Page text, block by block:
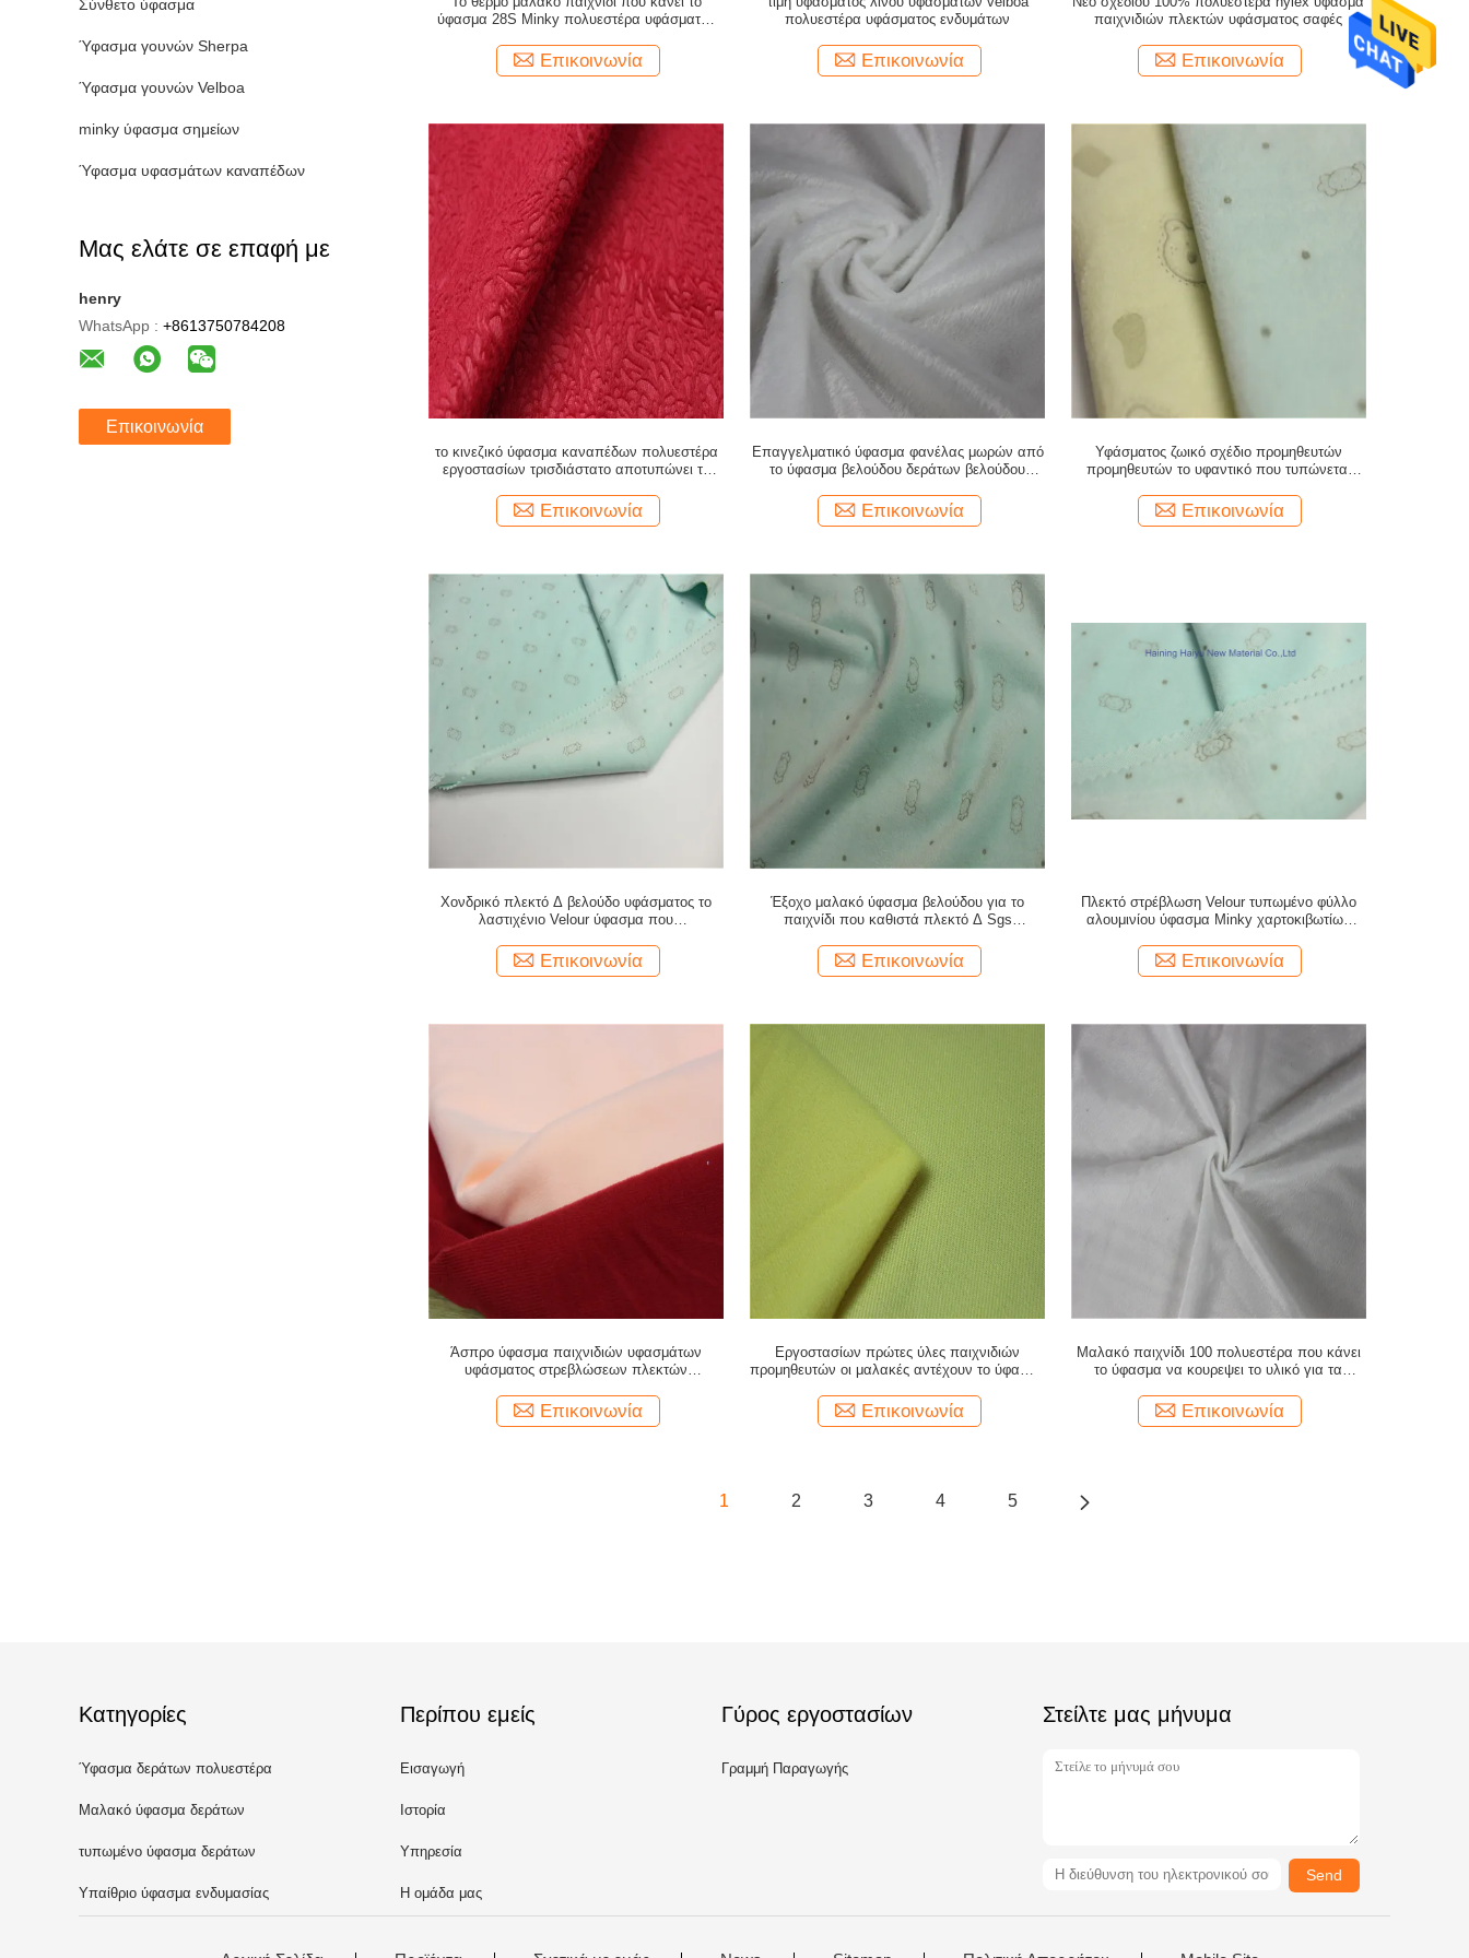
Σύνθετο ύφασμα
Ύφασμα γουνών Sherpa
Ύφασμα γουνών Velboa
minky ύφασμα σημείων
Ύφασμα υφασμάτων καναπέδων
Μας ελάτε σε επαφή με
henry
WhatsApp : +8613750784208
Επικοινωνία
ύφασμα 28S Minky πολυεστέρα υφάσματος
Επικοινωνία
πολυεστέρα υφάσματος ενδυμάτων
Επικοινωνία
παιχνιδιών πλεκτών υφάσματος σαφές
Επικοινωνία
το κινεζικό ύφασμα καναπέδων πολυεστέρα
εργοστασίων τρισδιάστατο αποτυπώνει το
υφάσματος βελούδου σε ανάγλυφο
Επικοινωνία
Επαγγελματικό ύφασμα φανέλας μωρών από
το ύφασμα βελούδου δεράτων βελούδου
Επικοινωνία
Υφάσματος ζωικό σχέδιο προμηθευτών
προμηθευτών το υφαντικό που τυπώνεται
Επικοινωνία
Χονδρικό πλεκτό Δ βελούδο υφάσματος το
λαστιχένιο Velour ύφασμα που
Επικοινωνία
Έξοχο μαλακό ύφασμα βελούδου για το
παιχνίδι που καθιστά πλεκτό Δ Sgs
Επικοινωνία
Πλεκτό στρέβλωση Velour τυπωμένο φύλλο
αλουμινίου ύφασμα Minky χαρτοκιβωτίων
Επικοινωνία
Άσπρο ύφασμα παιχνιδιών υφασμάτων
υφάσματος στρεβλώσεων πλεκτών
Επικοινωνία
Εργοστασίων πρώτες ύλες παιχνιδιών
προμηθευτών οι μαλακές αντέχουν το ύφασμα
Επικοινωνία
Μαλακό παιχνίδι 100 πολυεστέρα που κάνει
το ύφασμα να κουρεψει το υλικό για τα
Επικοινωνία
1 2 3 4 5
Κατηγορίες
Ύφασμα δεράτων πολυεστέρα
Μαλακό ύφασμα δεράτων
τυπωμένο ύφασμα δεράτων
Υπαίθριο ύφασμα ενδυμασίας
Περίπου εμείς
Εισαγωγή
Ιστορία
Υπηρεσία
Η ομάδα μας
Γύρος εργοστασίων
Γραμμή Παραγωγής
Στείλτε μας μήνυμα
Send